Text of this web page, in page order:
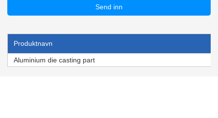
Produktnavn
Aluminium die casting part